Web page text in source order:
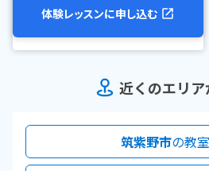
体験レッスンに申し込む
近くのエリ
筑紫野市の教